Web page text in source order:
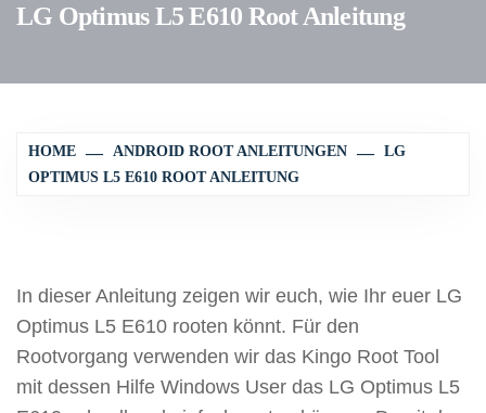
LG Optimus L5 E610 Root Anleitung
HOME ANDROID ROOT ANLEITUNGEN
LG
OPTIMUS L5 E610 ROOT ANLEITUNG
In dieser Anleitung zeigen wir euch, wie Ihr euer LG
Optimus L5 E610 rooten könnt. Für den
Rootvorgang verwenden wir das Kingo Root Tool
mit dessen Hilfe Windows User das LG Optimus L5